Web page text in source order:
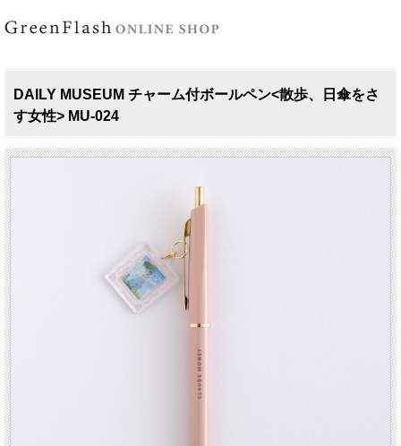
DAILY MUSEUM チャーム付ボールペン<散歩、日傘をさ
す女性> MU-024